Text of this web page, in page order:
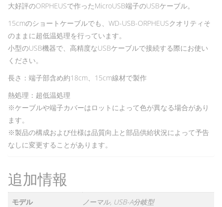
大好評のORPHEUSで作ったMicroUSB端子のUSBケーブル。
15cmのショートケーブルでも、WD-USB-ORPHEUSクオリティそ
のままに超低温処理を行っています。
小型のUSB機器で、高精度なUSBケーブルで接続する際にお使い
ください。
長さ：端子部含め約18cm、15cm線材で製作
熱処理：超低温処理
※ケーブルや端子カバーはロットによって色が異なる場合があり
ます。
※製品の構成および仕様は品質向上と部品供給状況によって予告
なしに変更することがあります。
追加情報
モデル ノーマル, USB-A分岐型